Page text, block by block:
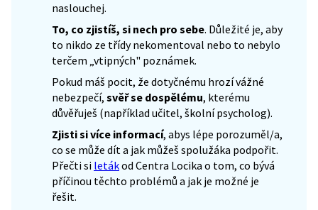
naslouchej.
To, co zjistíš, si nech pro sebe. Důležité je, aby
to nikdo ze třídy nekomentoval nebo to nebylo
terčem „vtipných" poznámek.
Pokud máš pocit, že dotyčnému hrozí vážné
nebezpečí, svěř se dospělému, kterému
důvěřuješ (například učitel, školní psycholog).
Zjisti si více informací, abys lépe porozuměl/a,
co se může dít a jak můžeš spolužáka podpořit.
Přečti si letákod Centra Locika o tom, co bývá
příčinou těchto problémů a jak je možné je
řešit.